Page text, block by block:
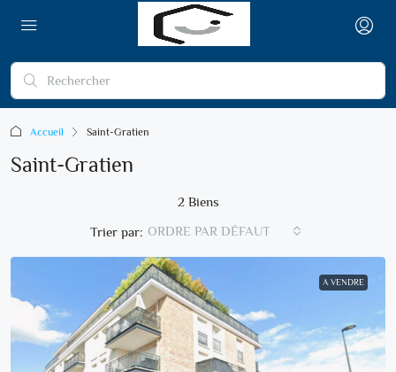
Accueil Saint-Gratien
Saint-Gratien
2 Biens
Trier par: ORDRE PAR DÉFAUT
A VENDRE